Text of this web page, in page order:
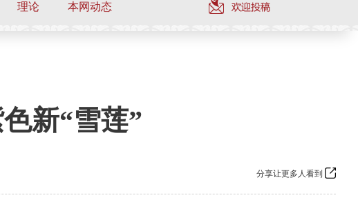
理论 本网动态
新“雪莲”
分享让更多人看到